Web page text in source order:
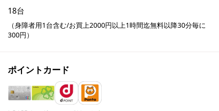
18台
（身障者用1台含む/お買上2000円以上1時間迄無料以降30分毎に
300円）
ポイントカード